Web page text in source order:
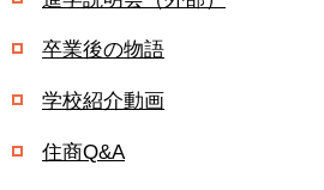
卒業後の物語
学校紹介動画
住商Q&A